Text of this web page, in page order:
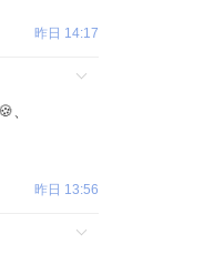
昨日 14:17
🍪、
昨日 13:56